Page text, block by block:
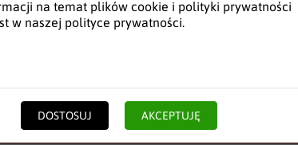
Akcesoria
na temat plików cookie i polityki prywatności
w naszej polityce prywatności.
DOSTOSUJ AKCEPTUJĘ